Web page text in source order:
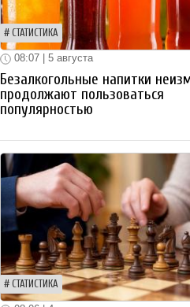
СТАТИСТИКА
08:07 | 5 августа
Безалкогольные напитки
продолжают пользоваться
популярностью
СТАТИСТИКА